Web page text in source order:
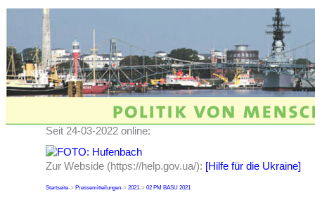
Seit 24-03-2022 online:
Zur Webside (https://help.gov.ua/): [Hilfe für die Ukraine]
Startseite-> Pressemitteilungen-> 2021-> 02 PM BASU 2021